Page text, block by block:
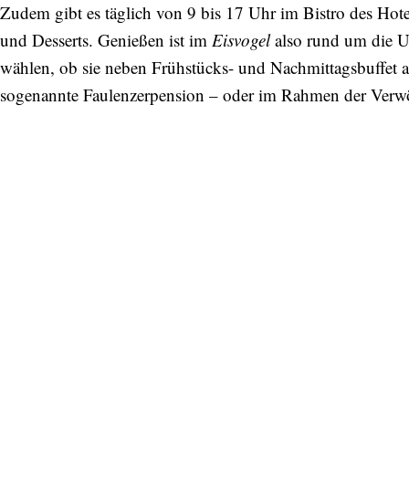
Zudem gibt es täglich von 9 bis 17 Uhr im Bistro des
und Desserts. Genießen ist im Eisvogelalso rund um die
wählen, ob sie neben Frühstücks- und Nachmittagsbuffet
sogenannte Faulenzerpension – oder im Rahmen der